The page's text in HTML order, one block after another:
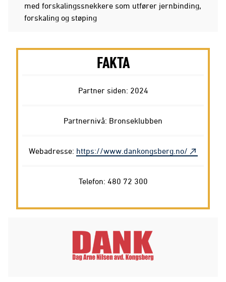
med forskalingssnekkere som utfører jernbinding,
forskaling og støping
FAKTA
Partner siden: 2024
Partnernivå: Bronseklubben
Webadresse: https://www.dankongsberg.no/
Telefon: 480 72 300